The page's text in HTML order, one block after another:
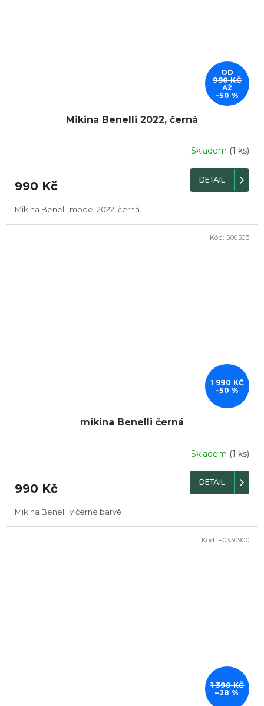
OD
990 KČ
AŽ
–50 %
Mikina Benelli 2022, černá
Skladem (1 ks)
990 Kč DETAIL
Mikina Benelli model 2022, černá
1 990 KČ
–50 %
mikina Benelli černá
Skladem (1 ks)
990 Kč DETAIL
Mikina Benelli v černé barvě
Kód: 500503
1 390 KČ
–28 %
Kód: F0330900